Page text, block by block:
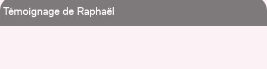
Témoignage de Raphaël